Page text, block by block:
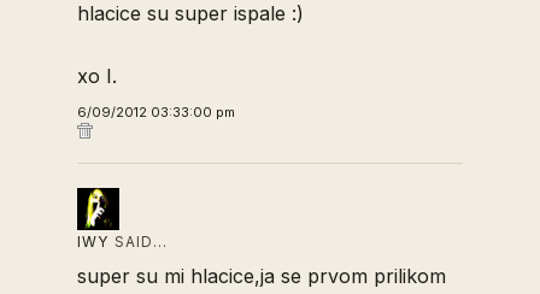
hlacice su super ispale :)
xo I.
6/09/2012 03:33:00 pm
IWY SAID…
super su mi hlacice,ja se prvom prilikom